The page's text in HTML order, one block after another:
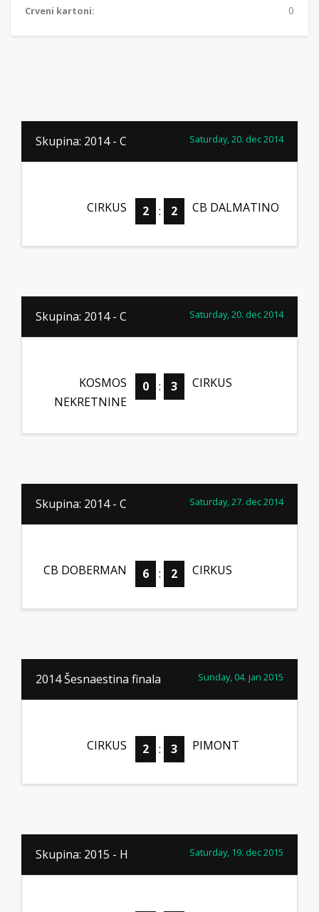
Crveni kartoni: 0
Skupina: 2014 - C Saturday, 20. dec 2014
CIRKUS 2 : 2 CB DALMATINO
Skupina: 2014 - C Saturday, 20. dec 2014
KOSMOS
NEKRETNINE
0 : 3 CIRKUS
Skupina: 2014 - C Saturday, 27. dec 2014
CB DOBERMAN 6 : 2 CIRKUS
2014 Šesnaestina finala Sunday, 04. jan 2015
CIRKUS 2 : 3 PIMONT
Skupina: 2015 - H Saturday, 19. dec 2015